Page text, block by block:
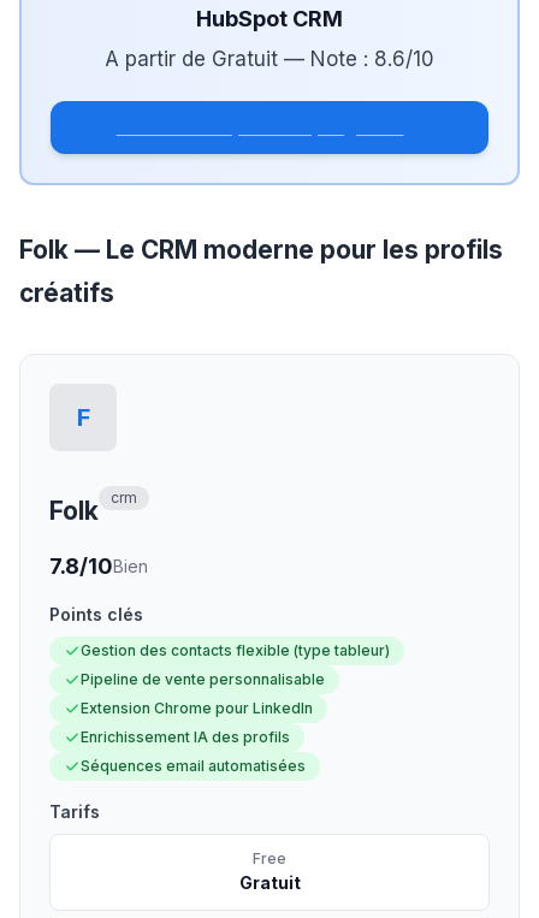
HubSpot CRM
A partir de Gratuit — Note : 8.6/10
Folk — Le CRM moderne pour les profils
créatifs
F
Folk crm
7.8/10Bien
Points clés
Gestion des contacts flexible (type tableur)
Pipeline de vente personnalisable
Extension Chrome pour LinkedIn
Enrichissement IA des profils
Séquences email automatisées
Tarifs
Free
Gratuit